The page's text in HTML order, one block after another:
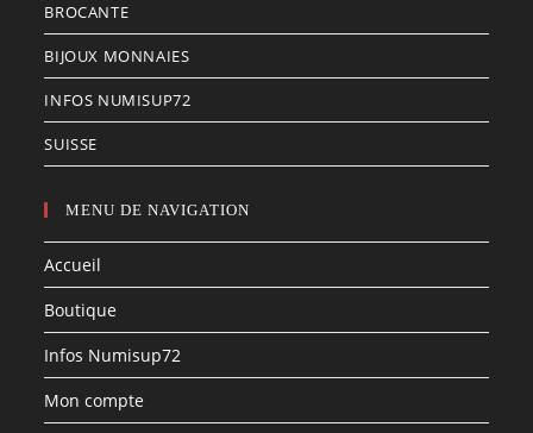
BROCANTE
BIJOUX MONNAIES
INFOS NUMISUP72
SUISSE
MENU DE NAVIGATION
Accueil
Boutique
Infos Numisup72
Mon compte